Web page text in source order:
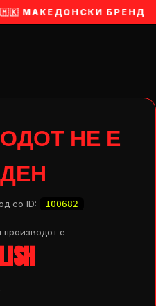
🇲🇰 МАКЕДОНСКИ БРЕНД
НЕ Е
со ID: 100682
e
.